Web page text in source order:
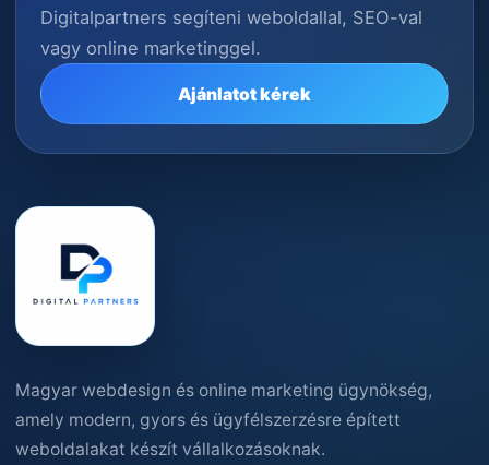
Digitalpartners segíteni weboldallal, SEO-val
vagy online marketinggel.
Ajánlatot kérek
Magyar webdesign és online marketing ügynökség,
amely modern, gyors és ügyfélszerzésre épített
weboldalakat készít vállalkozásoknak.